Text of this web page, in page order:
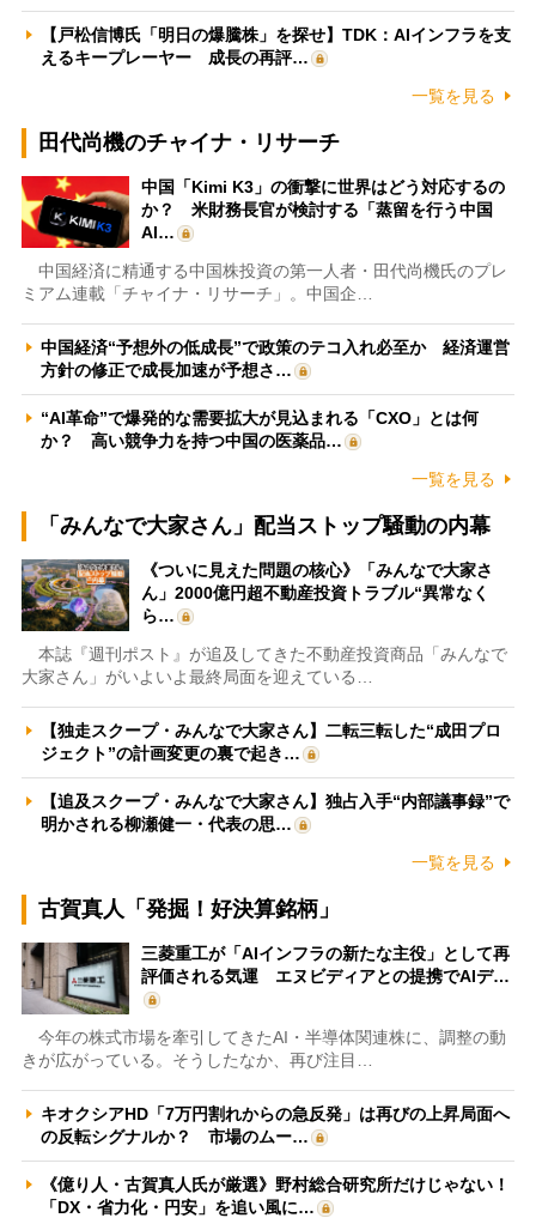
【戸松信博氏「明日の爆騰株」を探せ】TDK：AIインフラを支
えるキープレーヤー 成長の再評…
一覧を見る
田代尚機のチャイナ・リサーチ
中国「Kimi K3」の衝撃に世界はどう対応するの
か？ 米財務長官が検討する「蒸留を行う中国
AI…
中国経済に精通する中国株投資の第一人者・田代尚機氏のプレ
ミアム連載「チャイナ・リサーチ」。中国企…
中国経済“予想外の低成長”で政策のテコ入れ必至か 経済運営
方針の修正で成長加速が予想さ…
“AI革命”で爆発的な需要拡大が見込まれる「CXO」とは何
か？ 高い競争力を持つ中国の医薬品…
一覧を見る
「みんなで大家さん」配当ストップ騒動の内幕
《ついに見えた問題の核心》「みんなで大家さ
ん」2000億円超不動産投資トラブル“異常なく
ら…
本誌『週刊ポスト』が追及してきた不動産投資商品「みんなで
大家さん」がいよいよ最終局面を迎えている…
【独走スクープ・みんなで大家さん】二転三転した“成田プロ
ジェクト”の計画変更の裏で起き…
【追及スクープ・みんなで大家さん】独占入手“内部議事録”で
明かされる柳瀬健一・代表の思…
一覧を見る
古賀真人「発掘！好決算銘柄」
三菱重工が「AIインフラの新たな主役」として再
評価される気運 エヌビディアとの提携でAIデ…
今年の株式市場を牽引してきたAI・半導体関連株に、調整の動
きが広がっている。そうしたなか、再び注目…
キオクシアHD「7万円割れからの急反発」は再びの上昇局面へ
の反転シグナルか？ 市場のムー…
《億り人・古賀真人氏が厳選》野村総合研究所だけじゃない！
「DX・省力化・円安」を追い風に…